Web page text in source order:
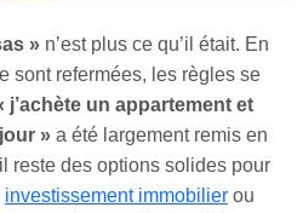
» n’est plus ce qu’il était. En
sont refermées, les règles se
j’achète un appartement et
» a été largement remis en
reste des options solides pour
investissement immobilier ou